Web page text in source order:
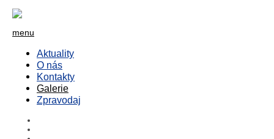
menu
Aktuality
O nás
Kontakty
Galerie
Zpravodaj